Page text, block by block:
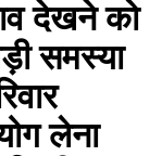
देखने को
समस्या
लेना